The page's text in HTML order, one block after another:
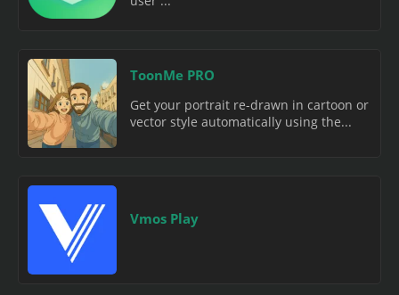
ToonMe PRO
Get your portrait re-drawn in cartoon or
vector style automatically using the...
Vmos Play